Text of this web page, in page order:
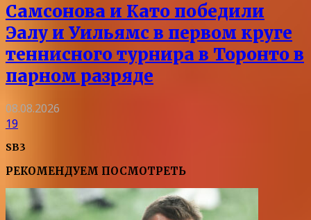
Самсонова и Като победили
Эалу и Уильямс в первом круге
теннисного турнира в Торонто в
парном разряде
08.08.2026
19
SB3
РЕКОМЕНДУЕМ ПОСМОТРЕТЬ